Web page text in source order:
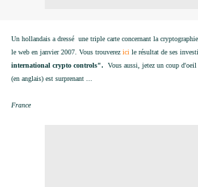
Un hollandais a dressé une triple carte concernant la
le web en janvier 2007. Vous trouverez ici le résultat de ses
international crypto controls". Vous aussi, jetez un coup
(en anglais) est surprenant ...
France